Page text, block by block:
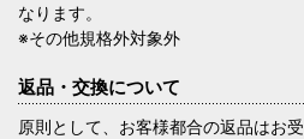
なります。
※その他規格外対象外
返品・交換について
原則として、お客様都合の返品はお受